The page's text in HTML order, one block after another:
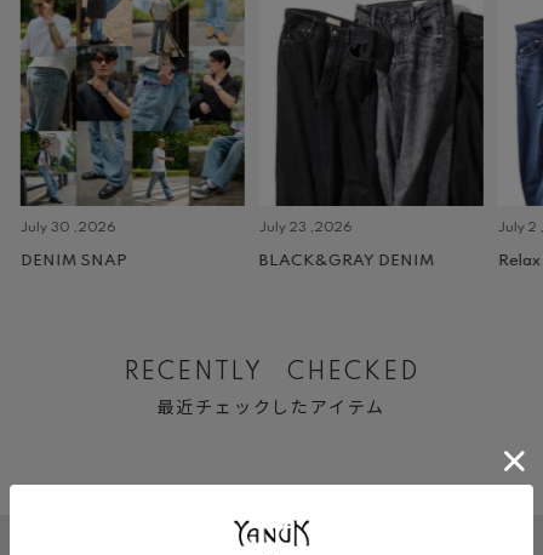
July 30 ,2026
DENIM SNAP
July 23 ,2026
BLACK&GRAY DENIM
July 2
Relax
RECENTLY CHECKED
最近チェックしたアイテム